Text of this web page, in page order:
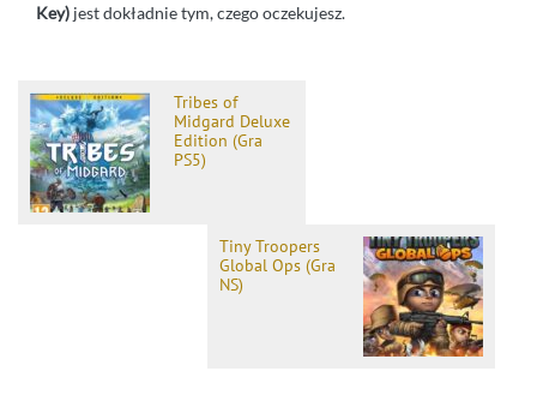
Key) jest dokładnie tym, czego oczekujesz.
Tribes of
Midgard Deluxe
Edition (Gra
PS5)
Tiny Troopers
Global Ops (Gra
NS)